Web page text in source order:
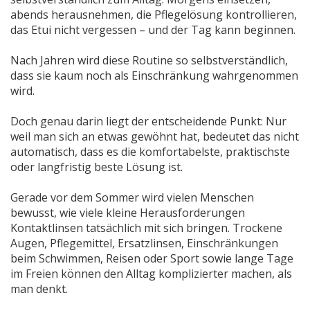
abends herausnehmen, die Pflegelösung kontrollieren,
das Etui nicht vergessen – und der Tag kann beginnen.
Nach Jahren wird diese Routine so selbstverständlich,
dass sie kaum noch als Einschränkung wahrgenommen
wird.
Doch genau darin liegt der entscheidende Punkt: Nur
weil man sich an etwas gewöhnt hat, bedeutet das nicht
automatisch, dass es die komfortabelste, praktischste
oder langfristig beste Lösung ist.
Gerade vor dem Sommer wird vielen Menschen
bewusst, wie viele kleine Herausforderungen
Kontaktlinsen tatsächlich mit sich bringen. Trockene
Augen, Pflegemittel, Ersatzlinsen, Einschränkungen
beim Schwimmen, Reisen oder Sport sowie lange Tage
im Freien können den Alltag komplizierter machen, als
man denkt.